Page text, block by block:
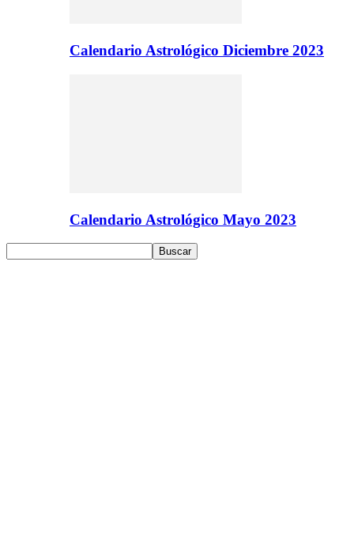
Calendario Astrológico Diciembre 2023
Calendario Astrológico Mayo 2023